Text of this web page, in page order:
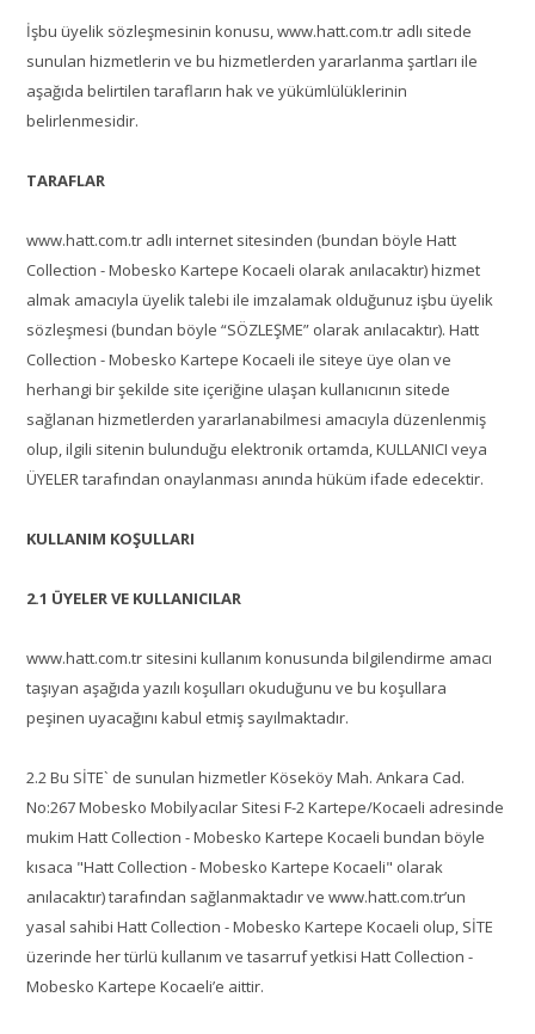
360 Mağaza
Satış Sözleşmesi
Teslimat Politikası
Kullanım Koşulları
Çerez Politikası
KVKK
İşbu üyelik sözleşmesinin konusu, www.hatt.com.tr adlı sitede
sunulan hizmetlerin ve bu hizmetlerden yararlanma şartları ile
aşağıda belirtilen tarafların hak ve yükümlülüklerinin
belirlenmesidir.
TARAFLAR
www.hatt.com.tr adlı internet sitesinden (bundan böyle Hatt
Collection - Mobesko Kartepe Kocaeli olarak anılacaktır) hizmet
almak amacıyla üyelik talebi ile imzalamak olduğunuz işbu üyelik
sözleşmesi (bundan böyle “SÖZLEŞME” olarak anılacaktır). Hatt
Collection - Mobesko Kartepe Kocaeli ile siteye üye olan ve
herhangi bir şekilde site içeriğine ulaşan kullanıcının sitede
sağlanan hizmetlerden yararlanabilmesi amacıyla düzenlenmiş
olup, ilgili sitenin bulunduğu elektronik ortamda, KULLANICI veya
ÜYELER tarafından onaylanması anında hüküm ifade edecektir.
KULLANIM KOŞULLARI
2.1 ÜYELER VE KULLANICILAR
www.hatt.com.tr sitesini kullanım konusunda bilgilendirme amacı
taşıyan aşağıda yazılı koşulları okuduğunu ve bu koşullara
peşinen uyacağını kabul etmiş sayılmaktadır.
2.2 Bu SİTE` de sunulan hizmetler Köseköy Mah. Ankara Cad.
No:267 Mobesko Mobilyacılar Sitesi F-2 Kartepe/Kocaeli adresinde
mukim Hatt Collection - Mobesko Kartepe Kocaeli bundan böyle
kısaca "Hatt Collection - Mobesko Kartepe Kocaeli" olarak
anılacaktır) tarafından sağlanmaktadır ve www.hatt.com.tr’un
yasal sahibi Hatt Collection - Mobesko Kartepe Kocaeli olup, SİTE
üzerinde her türlü kullanım ve tasarruf yetkisi Hatt Collection -
Mobesko Kartepe Kocaeli’e aittir.